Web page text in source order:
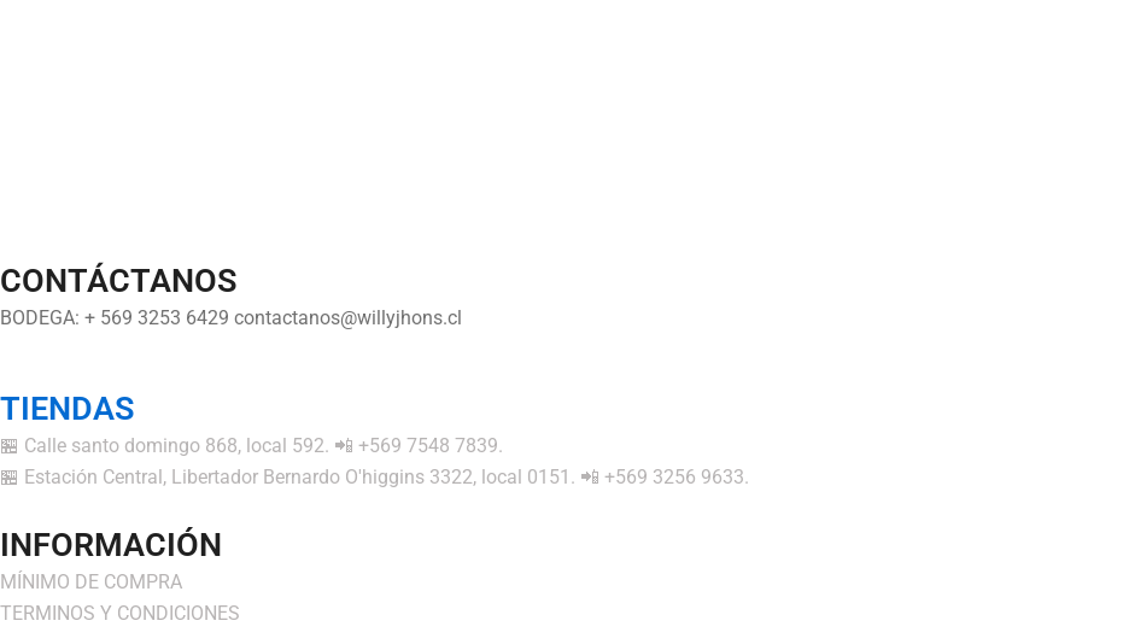
CONTÁCTANOS
BODEGA: + 569 3253 6429 contactanos@willyjhons.cl
TIENDAS
🏪 Calle santo domingo 868, local 592. 📲 +569 7548 7839.
🏪 Estación Central, Libertador Bernardo O'higgins 3322, local 0151. 📲 +569 3256 9633.
INFORMACIÓN
MÍNIMO DE COMPRA
TERMINOS Y CONDICIONES